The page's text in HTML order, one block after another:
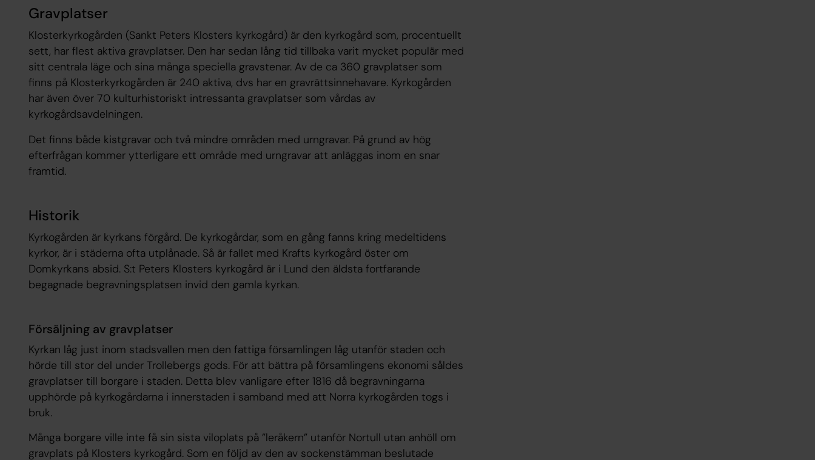
Gravplatser
Klosterkyrkogården (Sankt Peters Klosters kyrkogård) är den kyrkogård som, procentuellt
sett, har flest aktiva gravplatser. Den har sedan lång tid tillbaka varit mycket populär med
sitt centrala läge och sina många speciella gravstenar. Av de ca 360 gravplatser som
finns på Klosterkyrkogården är 240 aktiva, dvs har en gravrättsinnehavare. Kyrkogården
har även över 70 kulturhistoriskt intressanta gravplatser som vårdas av
kyrkogårdsavdelningen.
Det finns både kistgravar och två mindre områden med urngravar. På grund av hög
efterfrågan kommer ytterligare ett område med urngravar att anläggas inom en snar
framtid.
Historik
Kyrkogården är kyrkans förgård. De kyrkogårdar, som en gång fanns kring medeltidens
kyrkor, är i städerna ofta utplånade. Så är fallet med Krafts kyrkogård öster om
Domkyrkans absid. S:t Peters Klosters kyrkogård är i Lund den äldsta fortfarande
begagnade begravningsplatsen invid den gamla kyrkan.
Försäljning av gravplatser
Kyrkan låg just inom stadsvallen men den fattiga församlingen låg utanför staden och
hörde till stor del under Trollebergs gods. För att bättra på församlingens ekonomi såldes
gravplatser till borgare i staden. Detta blev vanligare efter 1816 då begravningarna
upphörde på kyrkogårdarna i innerstaden i samband med att Norra kyrkogården togs i
bruk.
Många borgare ville inte få sin sista viloplats på ”leråkern” utanför Nortull utan anhöll om
gravplats på Klosters kyrkogård. Som en följd av den av sockenstämman beslutade